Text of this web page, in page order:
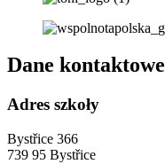
Dane kontaktowe
Adres szkoły
Bystřice 366
739 95 Bystřice